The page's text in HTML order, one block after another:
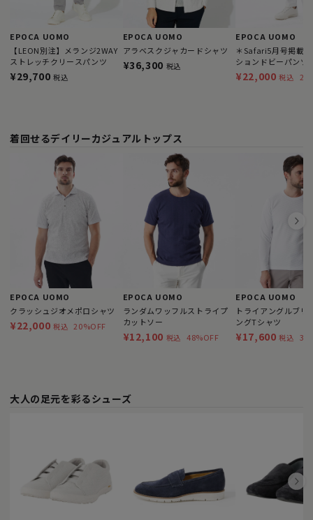
EPOCA UOMO
【LEON別注】メランジ2WAY
ストレッチクリースパンツ
¥29,700 税込
EPOCA UOMO
アラベスクジャカードシャツ
¥36,300 税込
EPOCA UOMO
＊Safari5月号掲載
ションドビーパンツ
¥22,000 税込
着回せるデイリーカジュアルトップス
EPOCA UOMO
クラッシュジオメポロシャツ
¥22,000 税込 20%OFF
EPOCA UOMO
ランダムワッフルストライプ
カットソー
¥12,100 税込 48%OFF
EPOCA UOMO
トライアングルブリ
ングTシャツ
¥17,600 税込
大人の足元を彩るシューズ